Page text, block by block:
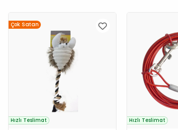
Çok Satan
Hızlı Teslimat Hızlı Teslimat